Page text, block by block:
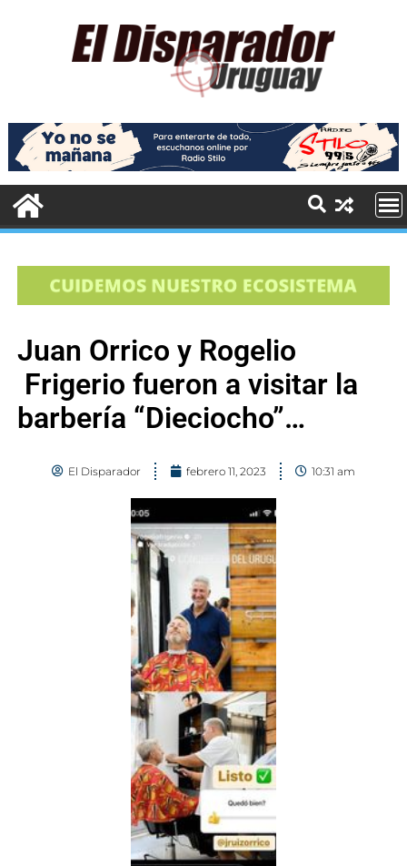
Juan Orrico y Rogelio
Frigerio fueron a visitar la
barbería “Dieciocho”…
El Disparador febrero 11, 2023 10:31 am